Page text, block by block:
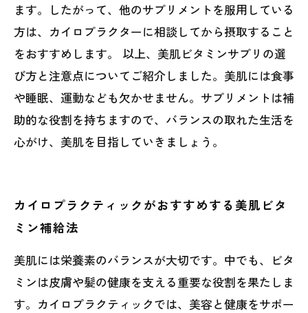
ます。したがって、他のサプリメントを服用している
方は、カイロプラクターに相談してから摂取すること
をおすすめします。 以上、美肌ビタミンサプリの選
び方と注意点についてご紹介しました。美肌には食事
や睡眠、運動なども欠かせません。サプリメントは補
助的な役割を持ちますので、バランスの取れた生活を
心がけ、美肌を目指していきましょう。
カイロプラクティックがおすすめする美肌ビタ
ミン補給法
美肌には栄養素のバランスが大切です。中でも、ビタ
ミンは皮膚や髪の健康を支える重要な役割を果たしま
す。カイロプラクティックでは、美容と健康をサポー